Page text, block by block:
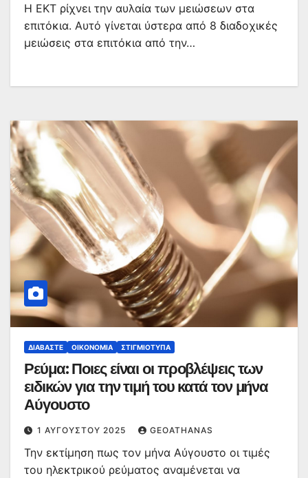
Η ΕΚΤ ρίχνει την αυλαία των μειώσεων στα
επιτόκια. Αυτό γίνεται ύστερα από 8 διαδοχικές
μειώσεις στα επιτόκια από την…
ΔΙΑΒΆΣΤΕ ΟΙΚΟΝΟΜΊΑ ΣΤΙΓΜΙΌΤΥΠΑ
Ρεύμα: Ποιες είναι οι προβλέψεις των
ειδικών για την τιμή του κατά τον μήνα
Αύγουστο
1 ΑΥΓΟΎΣΤΟΥ 2025 GEOATHANAS
Την εκτίμηση πως τον μήνα Αύγουστο οι τιμές
του ηλεκτρικού ρεύματος αναμένεται να